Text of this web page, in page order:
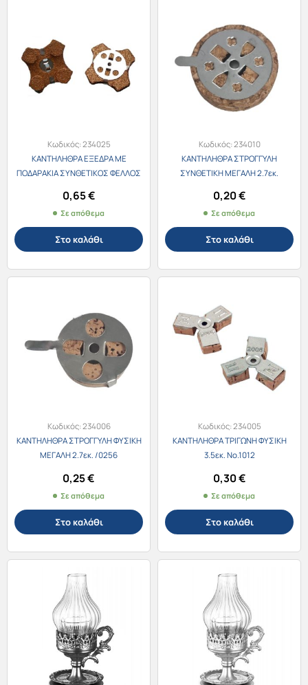
Κωδικός:234025
ΚΑΝΤΗΛΗΘΡΑ ΕΞΕΔΡΑ ΜΕ
ΠΟΔΑΡΑΚΙΑ ΣΥΝΘΕΤΙΚΟΣ ΦΕΛΛΟΣ
0,65€
Σε απόθεμα
Στο καλάθι
Κωδικός:234010
ΚΑΝΤΗΛΗΘΡΑ ΣΤΡΟΓΓΥΛΗ
ΣΥΝΘΕΤΙΚΗ ΜΕΓΑΛΗ 2.7εκ.
0,20€
Σε απόθεμα
Στο καλάθι
Κωδικός:234006
ΚΑΝΤΗΛΗΘΡΑ ΣΤΡΟΓΓΥΛΗ ΦΥΣΙΚΗ
ΜΕΓΑΛΗ 2.7εκ. /0256
0,25€
Σε απόθεμα
Στο καλάθι
Κωδικός:234005
ΚΑΝΤΗΛΗΘΡΑ ΤΡΙΓΩΝΗ ΦΥΣΙΚΗ
3.5εκ. Νο.1012
0,30€
Σε απόθεμα
Στο καλάθι